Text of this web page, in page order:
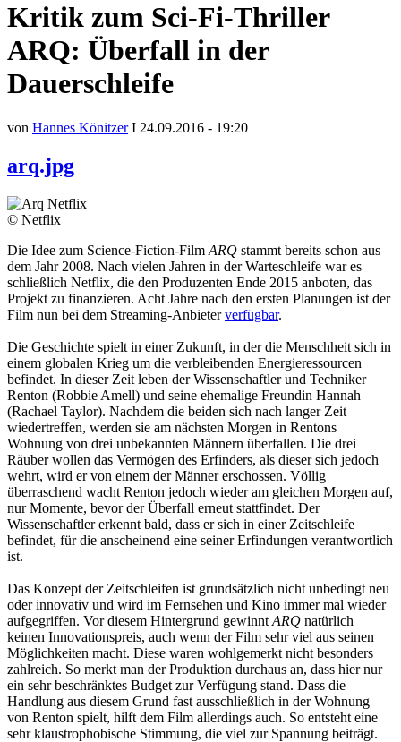
Kritik zum Sci-Fi-Thriller
ARQ: Überfall in der
Dauerschleife
von Hannes KönitzerI 24.09.2016 - 19:20
arq.jpg
© Netflix
Die Idee zum Science-Fiction-Film ARQ stammt bereits schon aus
dem Jahr 2008. Nach vielen Jahren in der Warteschleife war es
schließlich Netflix, die den Produzenten Ende 2015 anboten, das
Projekt zu finanzieren. Acht Jahre nach den ersten Planungen ist der
Film nun bei dem Streaming-Anbieterverfügbar.
Die Geschichte spielt in einer Zukunft, in der die Menschheit sich in
einem globalen Krieg um die verbleibenden Energieressourcen
befindet. In dieser Zeit leben der Wissenschaftler und Techniker
Renton (Robbie Amell) und seine ehemalige Freundin Hannah
(Rachael Taylor). Nachdem die beiden sich nach langer Zeit
wiedertreffen, werden sie am nächsten Morgen in Rentons
Wohnung von drei unbekannten Männern überfallen. Die drei
Räuber wollen das Vermögen des Erfinders, als dieser sich jedoch
wehrt, wird er von einem der Männer erschossen. Völlig
überraschend wacht Renton jedoch wieder am gleichen Morgen auf,
nur Momente, bevor der Überfall erneut stattfindet. Der
Wissenschaftler erkennt bald, dass er sich in einer Zeitschleife
befindet, für die anscheinend eine seiner Erfindungen verantwortlich
ist.
Das Konzept der Zeitschleifen ist grundsätzlich nicht unbedingt neu
oder innovativ und wird im Fernsehen und Kino immer mal wieder
aufgegriffen. Vor diesem Hintergrund gewinnt ARQ natürlich
keinen Innovationspreis, auch wenn der Film sehr viel aus seinen
Möglichkeiten macht. Diese waren wohlgemerkt nicht besonders
zahlreich. So merkt man der Produktion durchaus an, dass hier nur
ein sehr beschränktes Budget zur Verfügung stand. Dass die
Handlung aus diesem Grund fast ausschließlich in der Wohnung
von Renton spielt, hilft dem Film allerdings auch. So entsteht eine
sehr klaustrophobische Stimmung, die viel zur Spannung beiträgt.